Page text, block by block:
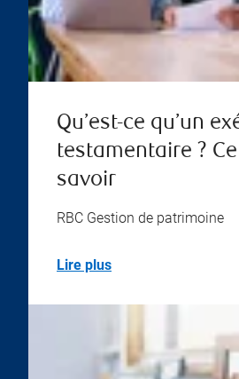
Qu’est-ce qu’un
testamentaire ?
savoir
RBC Gestion de patrimoine
Lire plus